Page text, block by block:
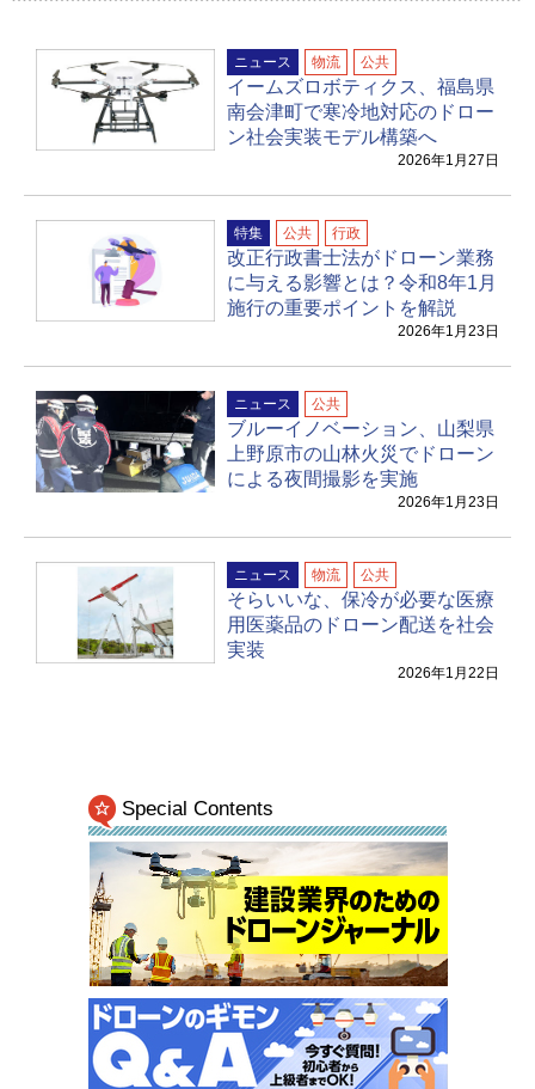
ニュース 物流 公共
イームズロボティクス、福島県
南会津町で寒冷地対応のドロー
ン社会実装モデル構築へ
2026年1月27日
特集 公共 行政
改正行政書士法がドローン業務
に与える影響とは？令和8年1月
施行の重要ポイントを解説
2026年1月23日
ニュース 公共
ブルーイノベーション、山梨県
上野原市の山林火災でドローン
による夜間撮影を実施
2026年1月23日
ニュース 物流 公共
そらいいな、保冷が必要な医療
用医薬品のドローン配送を社会
実装
2026年1月22日
Special Contents